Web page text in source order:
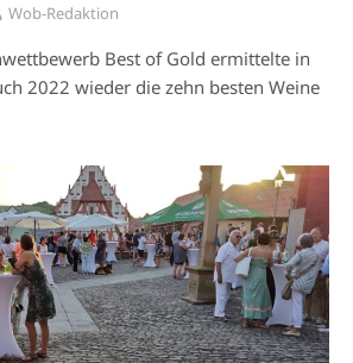
Wob-Redaktion
Best of Gold ermittelte in
2022 wieder die zehn besten Weine